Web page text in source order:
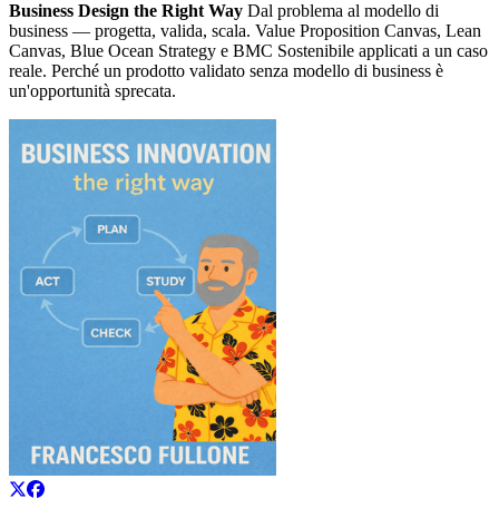
Business Design the Right Way Dal problema al modello di
business — progetta, valida, scala. Value Proposition Canvas, Lean
Canvas, Blue Ocean Strategy e BMC Sostenibile applicati a un caso
reale. Perché un prodotto validato senza modello di business è
un'opportunità sprecata.